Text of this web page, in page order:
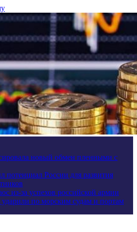
новый обмен пленными с
потенциал России для развития
из-за успехов российской армии
по морским судам и портам